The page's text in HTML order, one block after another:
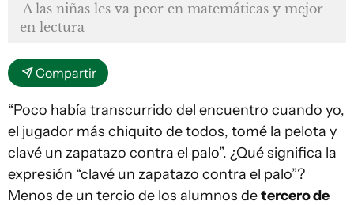
A las niñas les va peor en matemáticas y mejor
en lectura
Compartir
“Poco había transcurrido del encuentro cuando yo,
el jugador más chiquito de todos, tomé la pelota y
clavé un zapatazo contra el palo”. ¿Qué significa la
expresión “clavé un zapatazo contra el palo”?
Menos de un tercio de los alumnos detercero de